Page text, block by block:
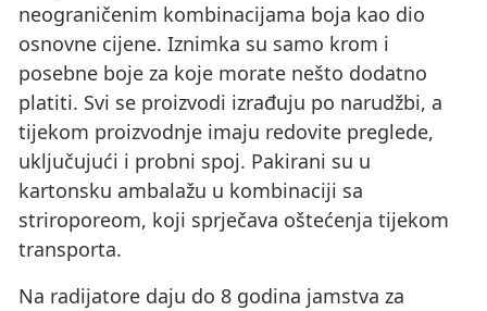
neograničenim kombinacijama boja kao dio
osnovne cijene. Iznimka su samo krom i
posebne boje za koje morate nešto dodatno
platiti. Svi se proizvodi izrađuju po narudžbi, a
tijekom proizvodnje imaju redovite preglede,
uključujući i probni spoj. Pakirani su u
kartonsku ambalažu u kombinaciji sa
striroporeom, koji sprječava oštećenja tijekom
transporta.
Na radijatore daju do 8 godina jamstva za